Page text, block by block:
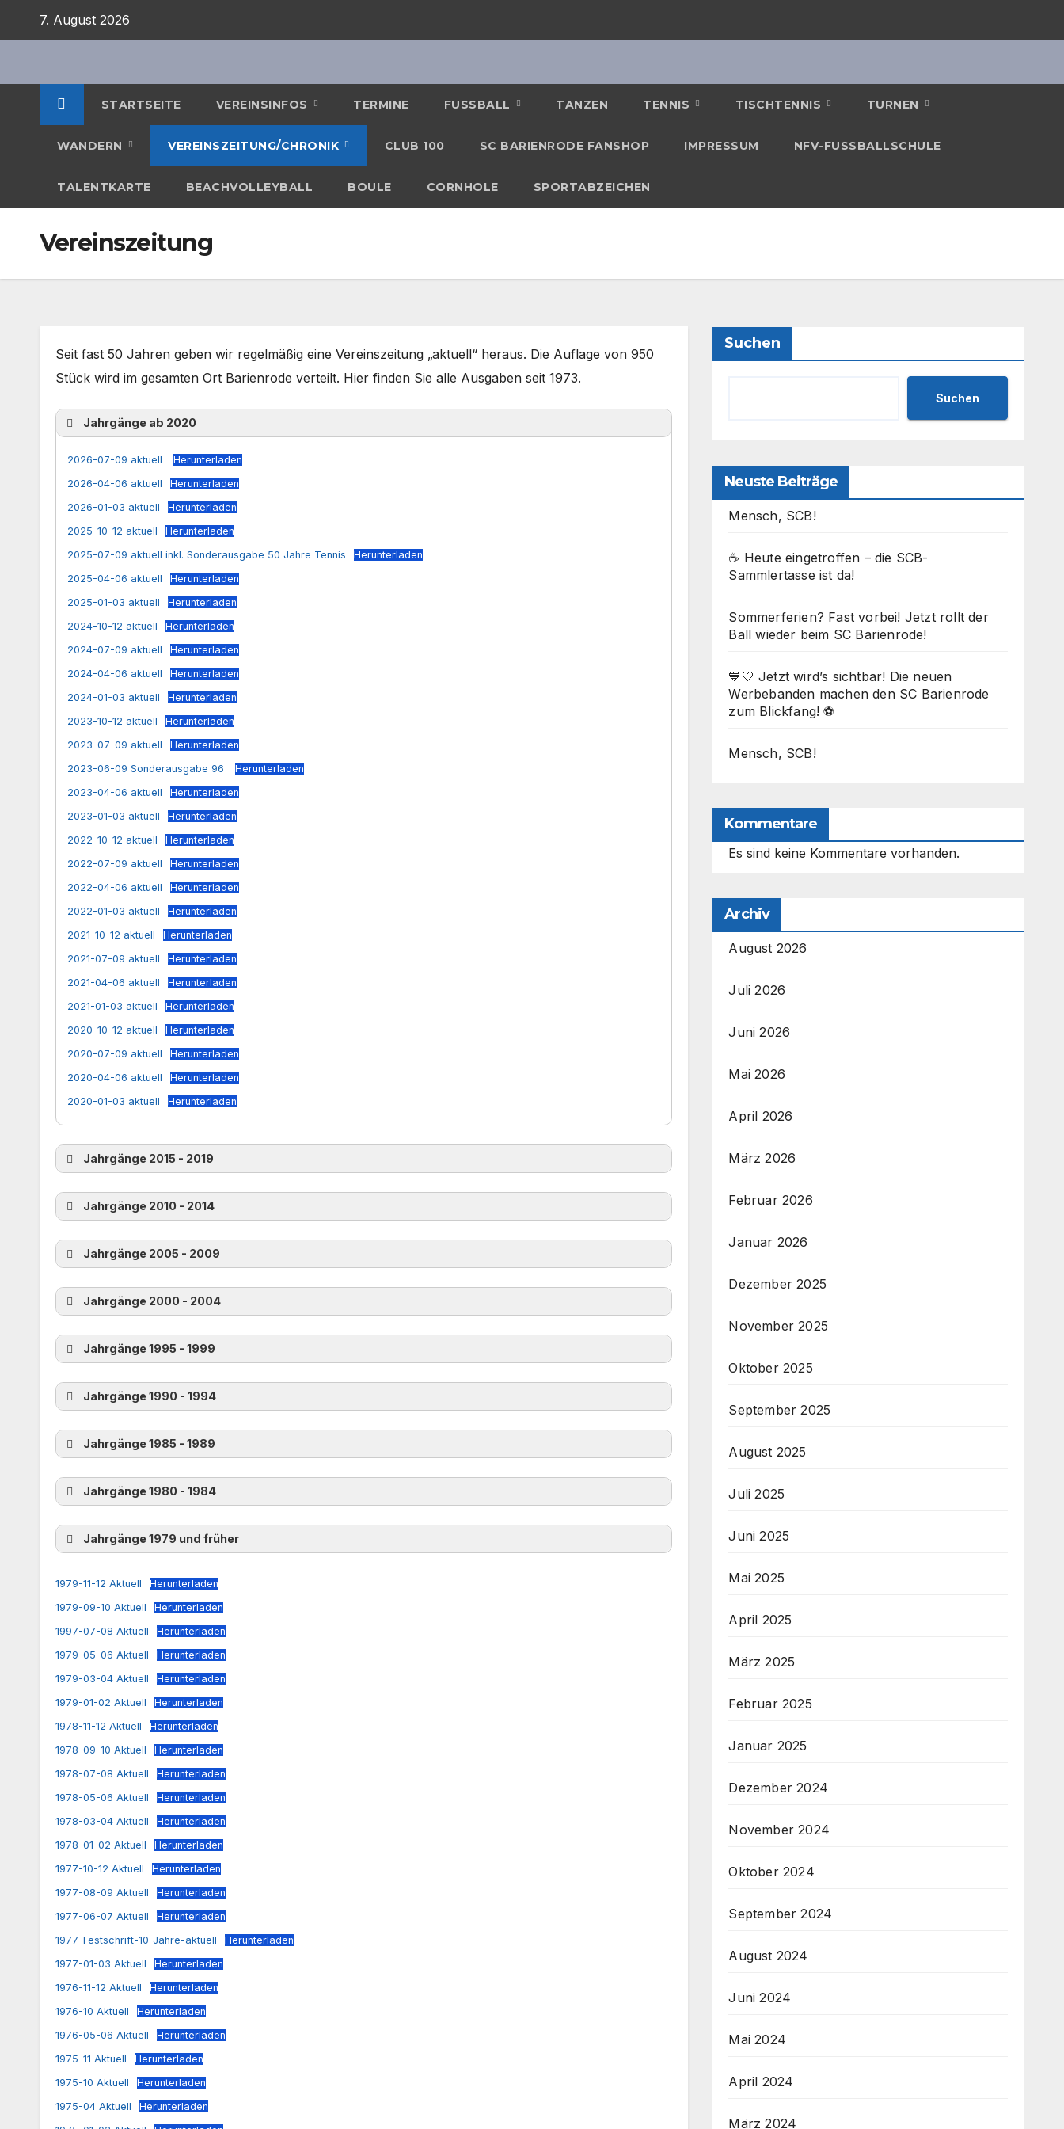
7. August 2026
STARTSEITE VEREINSINFOS TERMINE FUSSBALL TANZEN TENNIS TISCHTENNIS TURNEN
WANDERN VEREINSZEITUNG/CHRONIK CLUB 100 SC BARIENRODE FANSHOP IMPRESSUM NFV-FUSSBALLSCHULE
TALENTKARTE BEACHVOLLEYBALL BOULE CORNHOLE SPORTABZEICHEN
Vereinszeitung
Seit fast 50 Jahren geben wir regelmäßig eine Vereinszeitung „aktuell“ heraus. Die Auflage von 950
Stück wird im gesamten Ort Barienrode verteilt. Hier finden Sie alle Ausgaben seit 1973.
Jahrgänge ab 2020
2026-07-09 aktuell
Herunterladen
2026-04-06 aktuell
Herunterladen
2026-01-03 aktuell
Herunterladen
2025-10-12 aktuell
Herunterladen
2025-07-09 aktuell inkl. Sonderausgabe 50 Jahre Tennis
Herunterladen
2025-04-06 aktuell
Herunterladen
2025-01-03 aktuell
Herunterladen
2024-10-12 aktuell
Herunterladen
2024-07-09 aktuell
Herunterladen
2024-04-06 aktuell
Herunterladen
2024-01-03 aktuell
Herunterladen
2023-10-12 aktuell
Herunterladen
2023-07-09 aktuell
Herunterladen
2023-06-09 Sonderausgabe 96
Herunterladen
2023-04-06 aktuell
Herunterladen
2023-01-03 aktuell
Herunterladen
2022-10-12 aktuell
Herunterladen
2022-07-09 aktuell
Herunterladen
2022-04-06 aktuell
Herunterladen
2022-01-03 aktuell
Herunterladen
2021-10-12 aktuell
Herunterladen
2021-07-09 aktuell
Herunterladen
2021-04-06 aktuell
Herunterladen
2021-01-03 aktuell
Herunterladen
2020-10-12 aktuell
Herunterladen
2020-07-09 aktuell
Herunterladen
2020-04-06 aktuell
Herunterladen
2020-01-03 aktuell
Herunterladen
Jahrgänge 2015 - 2019
Jahrgänge 2010 - 2014
Jahrgänge 2005 - 2009
Jahrgänge 2000 - 2004
Jahrgänge 1995 - 1999
Jahrgänge 1990 - 1994
Jahrgänge 1985 - 1989
Jahrgänge 1980 - 1984
Jahrgänge 1979 und früher
1979-11-12 Aktuell
Herunterladen
1979-09-10 Aktuell
Herunterladen
1997-07-08 Aktuell
Herunterladen
1979-05-06 Aktuell
Herunterladen
1979-03-04 Aktuell
Herunterladen
1979-01-02 Aktuell
Herunterladen
1978-11-12 Aktuell
Herunterladen
1978-09-10 Aktuell
Herunterladen
1978-07-08 Aktuell
Herunterladen
1978-05-06 Aktuell
Herunterladen
1978-03-04 Aktuell
Herunterladen
1978-01-02 Aktuell
Herunterladen
1977-10-12 Aktuell
Herunterladen
1977-08-09 Aktuell
Herunterladen
1977-06-07 Aktuell
Herunterladen
1977-Festschrift-10-Jahre-aktuell
Herunterladen
1977-01-03 Aktuell
Herunterladen
1976-11-12 Aktuell
Herunterladen
1976-10 Aktuell
Herunterladen
1976-05-06 Aktuell
Herunterladen
1975-11 Aktuell
Herunterladen
1975-10 Aktuell
Herunterladen
1975-04 Aktuell
Herunterladen
Suchen
Suchen
Neuste Beiträge
Mensch, SCB!
☕ Heute eingetroffen – die SCB-
Sammlertasse ist da!
Sommerferien? Fast vorbei! Jetzt rollt der
Ball wieder beim SC Barienrode!
💙🤍 Jetzt wird’s sichtbar! Die neuen
Werbebanden machen den SC Barienrode
zum Blickfang! ⚽
Mensch, SCB!
Kommentare
Es sind keine Kommentare vorhanden.
Archiv
August 2026
Juli 2026
Juni 2026
Mai 2026
April 2026
März 2026
Februar 2026
Januar 2026
Dezember 2025
November 2025
Oktober 2025
September 2025
August 2025
Juli 2025
Juni 2025
Mai 2025
April 2025
März 2025
Februar 2025
Januar 2025
Dezember 2024
November 2024
Oktober 2024
September 2024
August 2024
Juni 2024
Mai 2024
April 2024
März 2024